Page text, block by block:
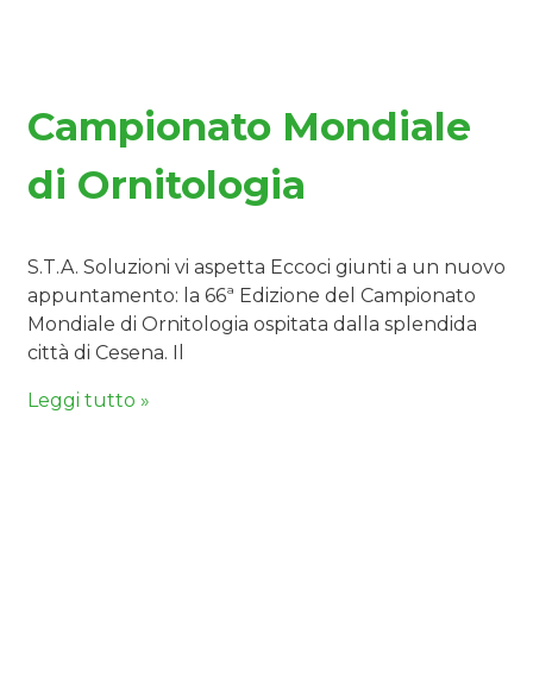
Campionato Mondiale
di Ornitologia
S.T.A. Soluzioni vi aspetta Eccoci giunti a un nuovo
appuntamento: la 66ª Edizione del Campionato
Mondiale di Ornitologia ospitata dalla splendida
città di Cesena. Il
Leggi tutto »